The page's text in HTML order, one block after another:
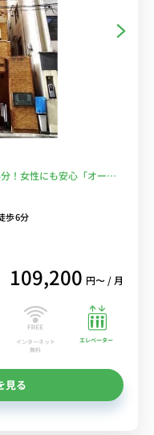
女性にも安心「オート
歩6分
109,200 円〜 / 月
インターネット
無料
エレベーター
見る